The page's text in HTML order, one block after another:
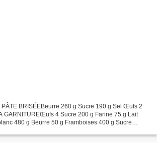
PÂTE BRISÉEBeurre 260 g Sucre 190 g Sel Œufs 2
GARNITUREŒufs 4 Sucre 200 g Farine 75 g Lait
480 g Beurre 50 g Framboises 400 g Sucre